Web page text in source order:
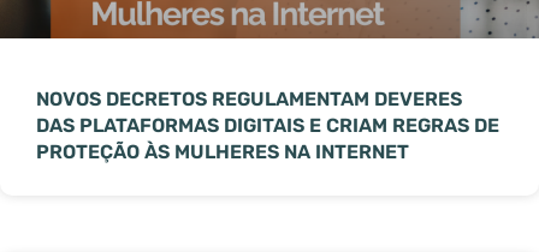
NOVOS DECRETOS REGULAMENTAM DEVERES
DAS PLATAFORMAS DIGITAIS E CRIAM REGRAS DE
PROTEÇÃO ÀS MULHERES NA INTERNET